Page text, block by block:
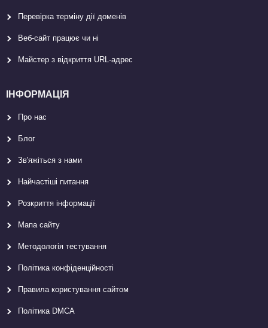
Перевірка терміну дії доменів
Веб-сайт працює чи ні
Майстер з відкриття URL-aдрес
ІНФОРМАЦІЯ
Про нас
Блог
Зв'яжіться з нами
Найчастіші питання
Розкриття інформації
Мапа сайту
Методологія тестування
Політика конфіденційності
Правила користування сайтом
Політика DMCA